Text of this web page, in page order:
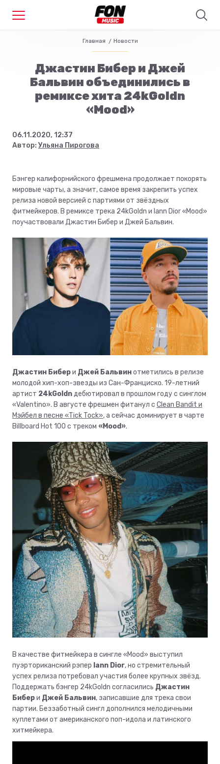
Главная Новости
Джастин Бибер и Джей
Бальвин объединились в
ремиксе хита 24kGoldn
«Mood»
06.11.2020, 12:37
Автор:Ульяна Пирогова
Бэнгер калифорнийского фрешмена продолжает покорять
мировые чарты, а значит, самое время закрепить успех
релиза новой версией с партиями от звёздных
фитмейкеров. В ремиксе трека 24kGoldn и Iann Dior «Mood»
поучаствовали Джастин Бибер и Джей Бальвин.
Джастин Бибери Джей Бальвинотметились в релизе
молодой хип-хоп-звезды из Сан-Франциско. 19-летний
артист 24kGoldnдебютировал в прошлом году с синглом
«Valentino». В августе фрешмен фитанул с Clean Bandit и
Мэйбел в песне «Tick Tock», а сейчас доминирует в чарте
Billboard Hot 100 с треком «Mood».
В качестве фитмейкера в сингле «Mood» выступил
пуэрториканский рэпер Iann Dior, но стремительный
успех релиза потребовал участия более крупных звёзд.
Поддержать бэнгер 24kGoldn согласились Джастин
Бибери Джей Бальвин, записавшие для трека свои
партии. Беззаботный сингл дополнился мелодичными
куплетами от американского поп-идола и латинского
хитмейкера.